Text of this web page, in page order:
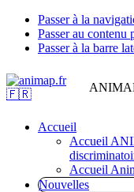
Passer à la
Passer au contenu
Passer à la barre
Accueil
Accueil
Accueil
Nouvelles